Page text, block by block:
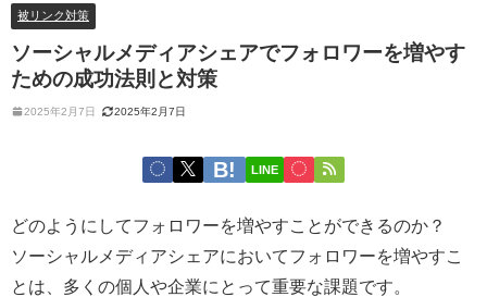
被リンク対策
ソーシャルメディアシェアでフォロワーを増やす
ための成功法則と対策
2025年2月7日 2025年2月7日
LINE
どのようにしてフォロワーを増やすことができるのか？
ソーシャルメディアシェアにおいてフォロワーを増やすこ
とは、多くの個人や企業にとって重要な課題です。